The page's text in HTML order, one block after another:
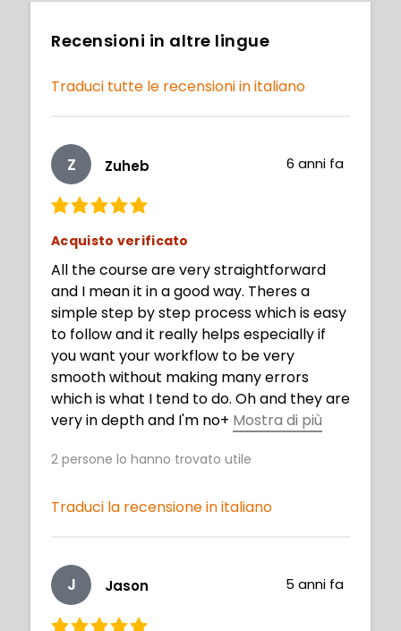
Recensioni in altre lingue
Traduci tutte le recensioni in italiano
Z Zuheb 6 anni fa
Acquisto verificato
All the course are very straightforward
and I mean it in a good way. Theres a
simple step by step process which is easy
to follow and it really helps especially if
you want your workflow to be very
smooth without making many errors
which is what I tend to do. Oh and they are
very in depth and I'm no+ Mostra di più
at least that's how I see it. It has subtitles
it. Big help since I'm hard of hearing and
2 persone lo hanno trovato utile
Traduci la recensione in italiano
J Jason 5 anni fa